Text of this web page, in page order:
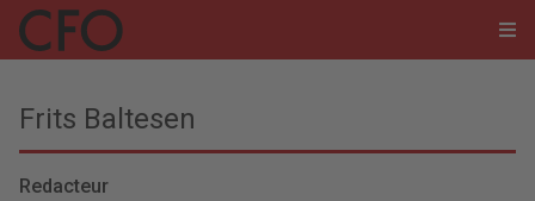
Frits Baltesen
Redacteur